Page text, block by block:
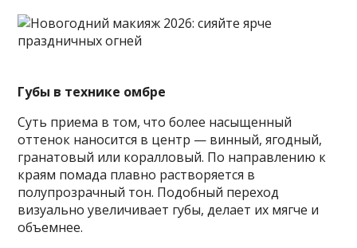
Губы в технике омбре
Суть приема в том, что более насыщенный
оттенок наносится в центр — винный, ягодный,
гранатовый или коралловый. По направлению к
краям помада плавно растворяется в
полупрозрачный тон. Подобный переход
визуально увеличивает губы, делает их мягче и
объемнее.